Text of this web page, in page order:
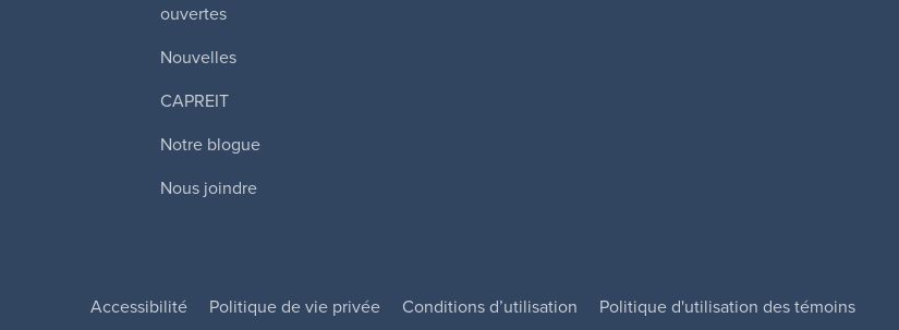
ouvertes
Nouvelles
CAPREIT
Notre blogue
Nous joindre
Accessibilité Politique de vie privée Conditions d’utilisation Politique d'utilisation des témoins